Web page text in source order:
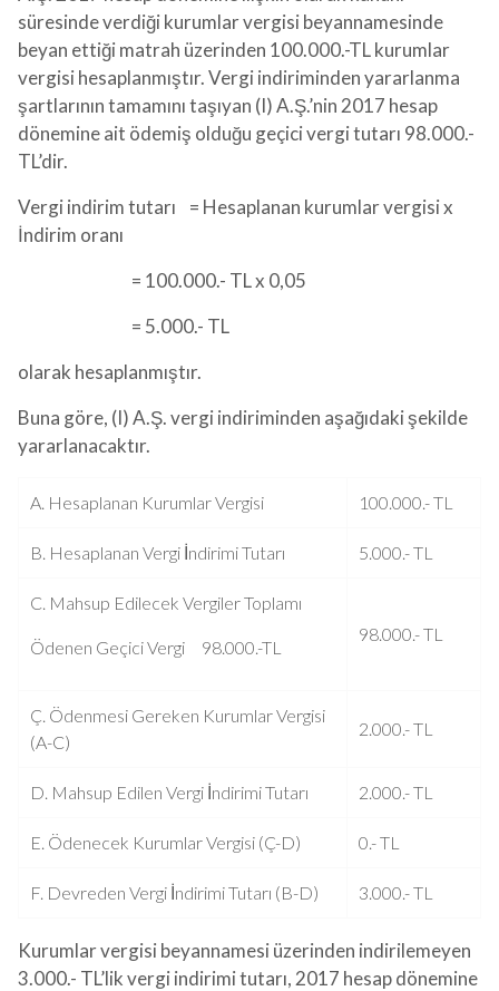
süresinde verdiği kurumlar vergisi beyannamesinde
beyan ettiği matrah üzerinden 100.000.-TL kurumlar
vergisi hesaplanmıştır. Vergi indiriminden yararlanma
şartlarının tamamını taşıyan (I) A.Ş.’nin 2017 hesap
dönemine ait ödemiş olduğu geçici vergi tutarı 98.000.-
TL’dir.
Vergi indirim tutarı = Hesaplanan kurumlar vergisi x
İndirim oranı
= 100.000.- TL x 0,05
= 5.000.- TL
olarak hesaplanmıştır.
Buna göre, (I) A.Ş. vergi indiriminden aşağıdaki şekilde
yararlanacaktır.
A. Hesaplanan Kurumlar Vergisi 100.000.- TL
B. Hesaplanan Vergi İndirimi Tutarı 5.000.- TL
C. Mahsup Edilecek Vergiler Toplamı
Ödenen Geçici Vergi 98.000.-TL
98.000.- TL
Ç. Ödenmesi Gereken Kurumlar Vergisi
(A-C)
2.000.- TL
D. Mahsup Edilen Vergi İndirimi Tutarı 2.000.- TL
E. Ödenecek Kurumlar Vergisi (Ç-D) 0.- TL
F. Devreden Vergi İndirimi Tutarı (B-D) 3.000.- TL
Kurumlar vergisi beyannamesi üzerinden indirilemeyen
3.000.- TL’lik vergi indirimi tutarı, 2017 hesap dönemine